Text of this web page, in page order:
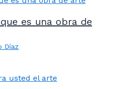
es una obra de
Díaz